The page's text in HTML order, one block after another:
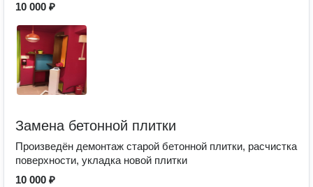
10 000 ₽
Замена бетонной плитки
Произведён демонтаж старой бетонной плитки, расчистка
поверхности, укладка новой плитки
10 000 ₽